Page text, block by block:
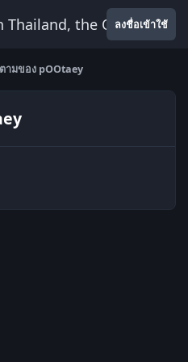
Thailand, the Onlyลงชื่อเข้าใช้
ามของ pOOtaey